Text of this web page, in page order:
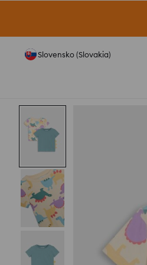
Slovensko (Slovakia)